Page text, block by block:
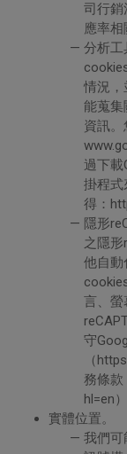
司行銷
應率相
分析工
情況，
能蒐集
資訊。
過下載
掛程式
得：
隱形
之隱
他自動
言、螢
守
（
務條
hl=en）
實體位置。
我們可